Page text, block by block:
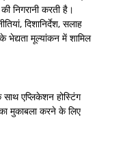
निगरानी करती है।
दिशानिर्देश, सलाह
भेद्यता मूल्यांकन में शामिल
एप्लिकेशन होस्टिंग
मुकाबला करने के लिए